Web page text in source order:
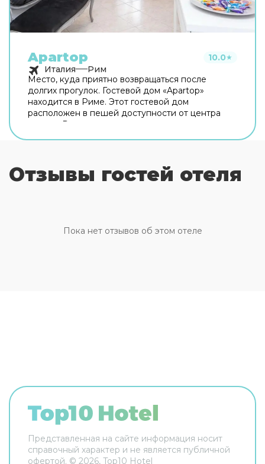
Apartop 10.0★
Италия
Рим
Место, куда приятно возвращаться после
долгих прогулок. Гостевой дом «Apartop»
находится в Риме. Этот гостевой дом
расположен в пешей доступности от центра
города. Рядом с гостевым домом можно
В гостевом доме есть бесплатный Wi-Fi. Для
путешественников на машине организована
передвижения возможна организация
трансфера. Доступная среда: работает лифт. А
Отзывы гостей отеля
Пока нет отзывов об этом отеле
Представленная на сайте информация носит
справочный характер и не является публичной
офертой. © 2026, Top10 Hotel